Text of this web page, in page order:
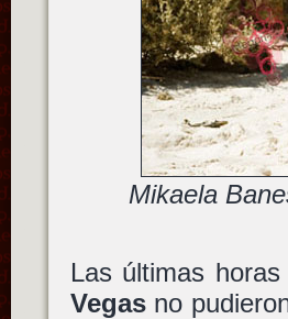
Mikaela
Las últimas
Vegasno